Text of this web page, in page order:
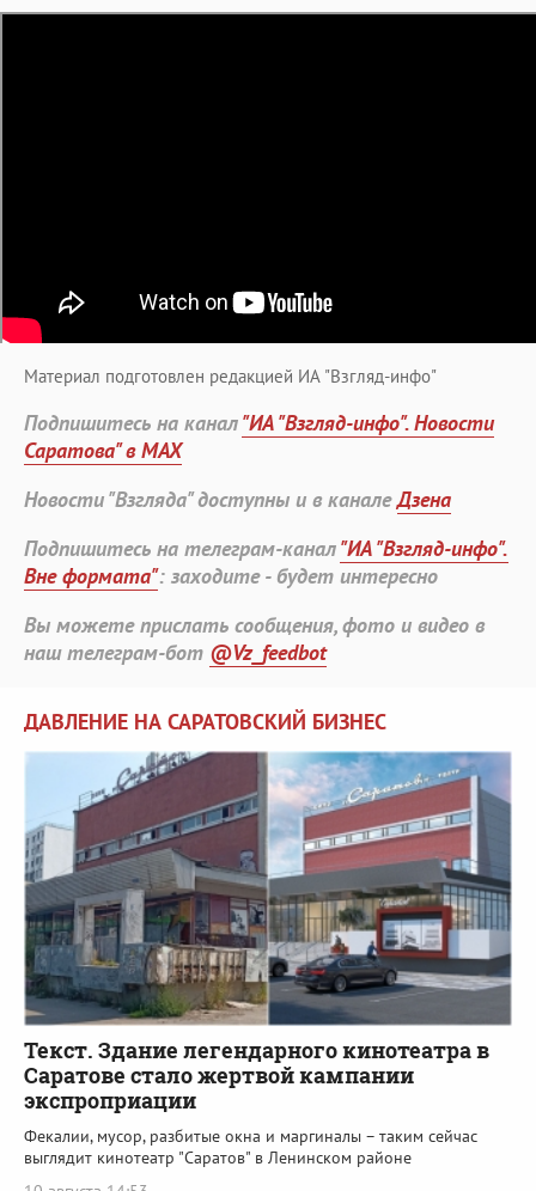
Материал подготовлен редакцией ИА "Взгляд-инфо"
Подпишитесь на канал"ИА "Взгляд-инфо". Новости
Саратова" в MAX
Новости "Взгляда" доступны и в каналеДзена
Подпишитесь на телеграм-канал"ИА "Взгляд-инфо".
Вне формата": заходите - будет интересно
Вы можете прислать сообщения, фото и видео в
наш телеграм-бот @Vz_feedbot
ДАВЛЕНИЕ НА САРАТОВСКИЙ БИЗНЕС
Текст. Здание легендарного кинотеатра в
Саратове стало жертвой кампании
экспроприации
Фекалии, мусор, разбитые окна и маргиналы – таким сейчас
выглядит кинотеатр "Саратов" в Ленинском районе